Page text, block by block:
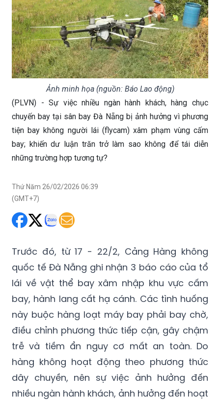
Ảnh minh họa (nguồn: Báo Lao động)
(PLVN) - Sự việc nhiều ngàn hành khách, hàng chục
chuyến bay tại sân bay Đà Nẵng bị ảnh hưởng vì phương
tiện bay không người lái (flycam) xâm phạm vùng cấm
bay; khiến dư luận trăn trở làm sao không để tái diễn
những trường hợp tương tự?
Thứ Năm 26/02/2026 06:39
(GMT+7)
Trước đó, từ 17 - 22/2, Cảng Hàng không
quốc tế Đà Nẵng ghi nhận 3 báo cáo của tổ
lái về vật thể bay xâm nhập khu vực cấm
bay, hành lang cất hạ cánh. Các tình huống
này buộc hàng loạt máy bay phải bay chờ,
điều chỉnh phương thức tiếp cận, gây chậm
trễ và tiềm ẩn nguy cơ mất an toàn. Do
hàng không hoạt động theo phương thức
dây chuyền, nên sự việc ảnh hưởng đến
nhiều ngàn hành khách, ảnh hưởng đến hoạt